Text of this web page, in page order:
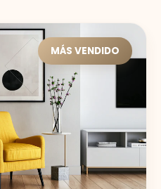
MÁS VENDIDO